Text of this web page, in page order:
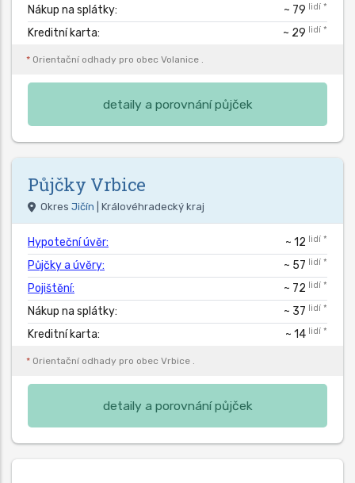
Nákup na splátky: ~ 79 lidí *
Kreditní karta: ~ 29 lidí *
* Orientační odhady pro obec Volanice .
detaily a porovnání půjček
Půjčky Vrbice
Okres Jičín | Královéhradecký kraj
Hypoteční úvěr: ~ 12 lidí *
Půjčky a úvěry: ~ 57 lidí *
Pojištění: ~ 72 lidí *
Nákup na splátky: ~ 37 lidí *
Kreditní karta: ~ 14 lidí *
* Orientační odhady pro obec Vrbice .
detaily a porovnání půjček